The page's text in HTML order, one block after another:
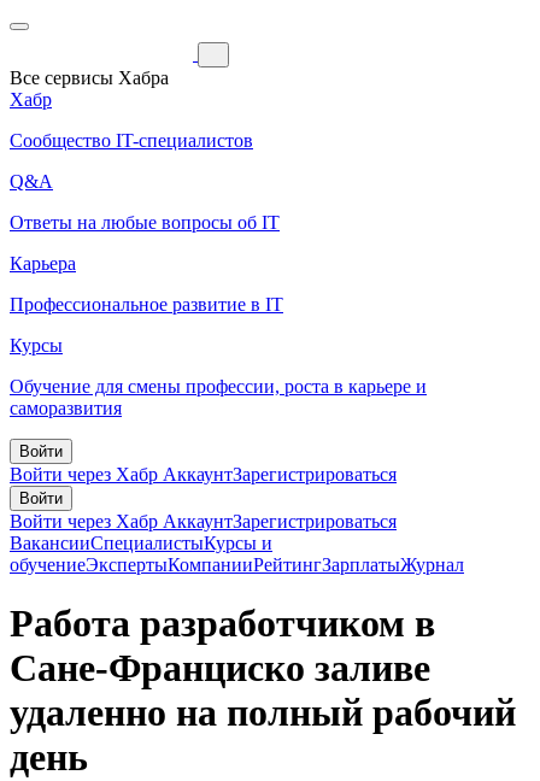
Все сервисы Хабра
Хабр
Сообщество IT-специалистов
Q&A
Ответы на любые вопросы об IT
Карьера
Профессиональное развитие в IT
Курсы
Обучение для смены профессии, роста в карьере и
саморазвития
Войти
Войти через Хабр АккаунтЗарегистрироваться
Войти
Войти через Хабр АккаунтЗарегистрироваться
ВакансииСпециалистыКурсы и
обучениеЭкспертыКомпанииРейтингЗарплатыЖурнал
Работа разработчиком в
Сане-Франциско заливе
удаленно на полный рабочий
день